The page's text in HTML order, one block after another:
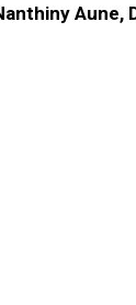
Aune,